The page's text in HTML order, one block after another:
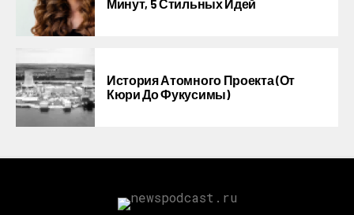
Минут, 5 Стильных Идей
История Атомного Проекта (от
Кюри До Фукусимы)